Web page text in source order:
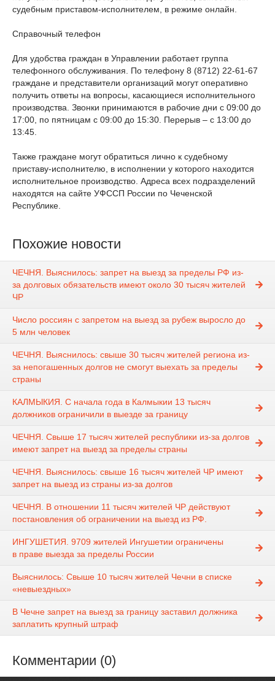
судебным приставом-исполнителем, в режиме онлайн.
Справочный телефон
Для удобства граждан в Управлении работает группа
телефонного обслуживания. По телефону 8 (8712) 22-61-67
граждане и представители организаций могут оперативно
получить ответы на вопросы, касающиеся исполнительного
производства. Звонки принимаются в рабочие дни с 09:00 до
17:00, по пятницам с 09:00 до 15:30. Перерыв – с 13:00 до
13:45.
Также граждане могут обратиться лично к судебному
приставу-исполнителю, в исполнении у которого находится
исполнительное производство. Адреса всех подразделений
находятся на сайте УФССП России по Чеченской
Республике.
Похожие новости
ЧЕЧНЯ. Выяснилось: запрет на выезд за пределы РФ из-
за долговых обязательств имеют около 30 тысяч жителей
ЧР
Число россиян с запретом на выезд за рубеж выросло до
5 млн человек
ЧЕЧНЯ. Выяснилось: свыше 30 тысяч жителей региона из-
за непогашенных долгов не смогут выехать за пределы
страны
КАЛМЫКИЯ. С начала года в Калмыкии 13 тысяч
должников ограничили в выезде за границу
ЧЕЧНЯ. Свыше 17 тысяч жителей республики из-за долгов
имеют запрет на выезд за пределы страны
ЧЕЧНЯ. Выяснилось: свыше 16 тысяч жителей ЧР имеют
запрет на выезд из страны из-за долгов
ЧЕЧНЯ. В отношении 11 тысяч жителей ЧР действуют
постановления об ограничении на выезд из РФ.
ИНГУШЕТИЯ. 9709 жителей Ингушетии ограничены
в праве выезда за пределы России
Выяснилось: Свыше 10 тысяч жителей Чечни в списке
«невыездных»
В Чечне запрет на выезд за границу заставил должника
заплатить крупный штраф
Комментарии (0)